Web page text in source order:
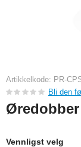
Artikkelkode: PR-
Bli den
Øredobber
Vennligst velg